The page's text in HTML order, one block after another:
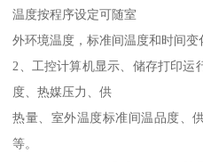
温度按程序设定可随室
外环境温度，标准间温度和时间变
2、工控计算机显示、储存打印运
度、热媒压力、供
热量、室外温度标准间温品度、
等。